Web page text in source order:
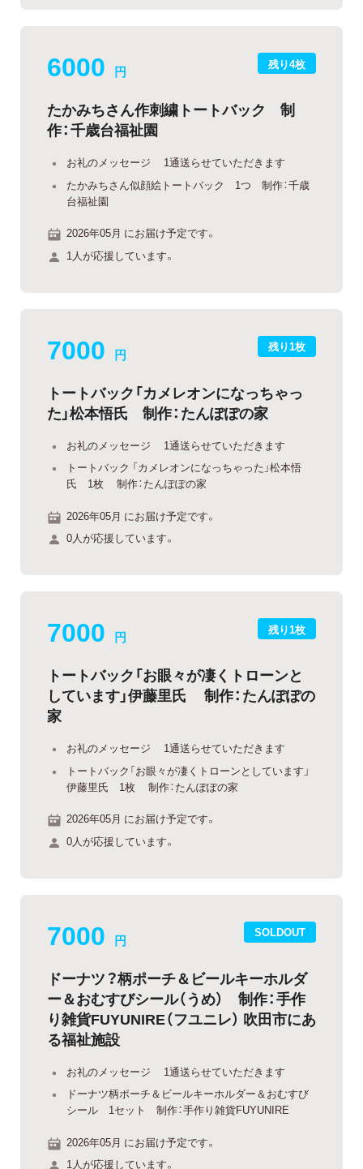
残り4枚
6000 円
たかみちさん作刺繍トートバック 制
作：千歳台福祉園
お礼のメッセージ 1通送らせていただきます
たかみちさん似顔絵トートバック 1つ 制作：千歳
台福祉園
2026年05月 にお届け予定です。
1人が応援しています。
残り1枚
7000 円
トートバック「カメレオンになっちゃっ
た」松本悟氏 制作：たんぽぽの家
お礼のメッセージ 1通送らせていただきます
トートバック 「カメレオンになっちゃった」松本悟
氏 1枚 制作：たんぽぽの家
2026年05月 にお届け予定です。
0人が応援しています。
残り1枚
7000 円
トートバック「お眼々が凄くトローンと
しています」伊藤里氏 制作：たんぽぽの
家
お礼のメッセージ 1通送らせていただきます
トートバック「お眼々が凄くトローンとしています」
伊藤里氏 1枚 制作：たんぽぽの家
2026年05月 にお届け予定です。
0人が応援しています。
SOLDOUT
7000 円
ドーナツ？柄ポーチ＆ビールキーホルダ
ー＆おむすびシール（うめ） 制作：手作
り雑貨FUYUNIRE（フユニレ） 吹田市にあ
る福祉施設
お礼のメッセージ 1通送らせていただきます
ドーナツ柄ポーチ＆ビールキーホルダー＆おむすび
シール 1セット 制作：手作り雑貨FUYUNIRE
2026年05月 にお届け予定です。
1人が応援しています。